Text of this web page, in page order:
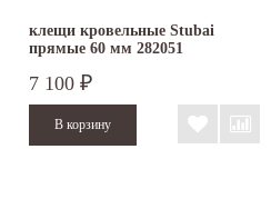
клещи кровельные Stubai
прямые 60 мм 282051
7 100 ₽